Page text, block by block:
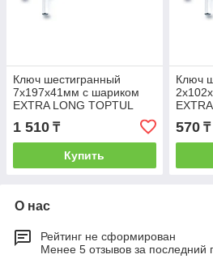
Ключ шестигранный
7х197х41мм с шариком
EXTRA LONG TOPTUL
1 510 ₸
Купить
Ключ
570₸
О нас
Рейтинг не сформирован
Менее 5 отзывов за последний